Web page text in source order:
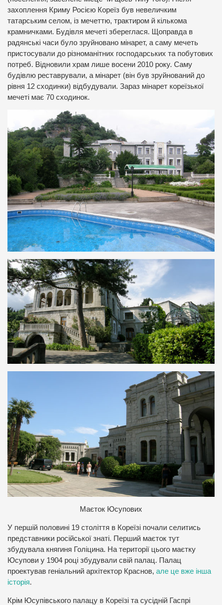
захоплення Криму Росією Кореїз був невеличким
татарським селом, із мечеттю, трактиром й кількома
крамничками. Будівля мечеті збереглася. Щоправда в
радянські часи було зруйновано мінарет, а саму мечеть
пристосували до різноманітних господарських та побутових
потреб. Відновили храм лише восени 2010 року. Саму
будівлю реставрували, а мінарет (він був зруйнований до
рівня 12 сходинки) відбудували. Зараз мінарет кореїзької
мечеті має 70 сходинок.
Маєток Юсупових
У першій половині 19 століття в Кореїзі почали селитись
представники російської знаті. Перший маєток тут
збудувала княгиня Голіцина. На території цього маєтку
Юсупови у 1904 році збудували свій палац. Палац
проектував геніальний архітектор Краснов, але це вже інша
історія.
Крім Юсупівського палацу в Кореїзі та сусідній Гаспрі